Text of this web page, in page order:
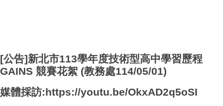
[公告]新北市113學年度技術型高中學習歷程
GAINS 競賽花絮 (教務處114/05/01)
媒體採訪:https://youtu.be/OkxAD2q5oSI